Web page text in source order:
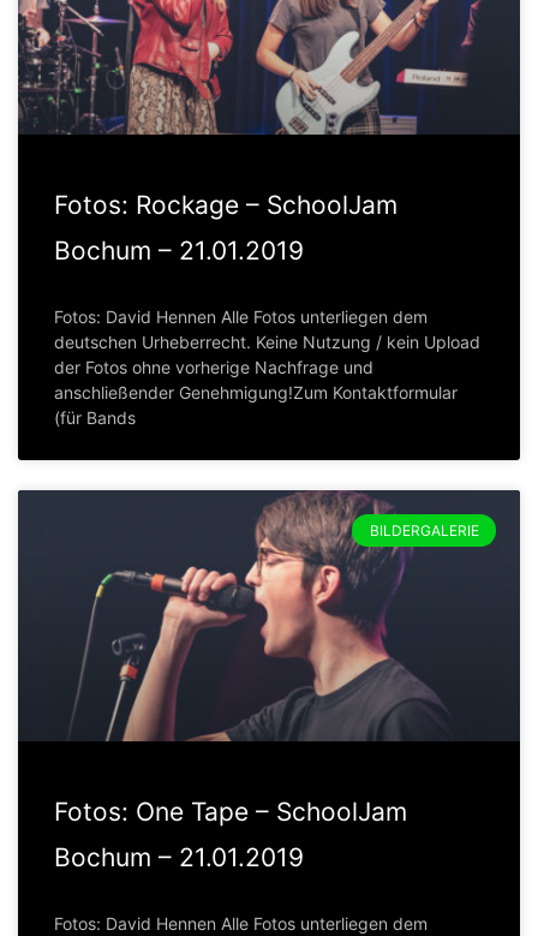
Fotos: Rockage – SchoolJam
Bochum – 21.01.2019
Fotos: David Hennen Alle Fotos unterliegen dem
deutschen Urheberrecht. Keine Nutzung / kein Upload
der Fotos ohne vorherige Nachfrage und
anschließender Genehmigung!Zum Kontaktformular
(für Bands
BILDERGALERIE
Fotos: One Tape – SchoolJam
Bochum – 21.01.2019
Fotos: David Hennen Alle Fotos unterliegen dem